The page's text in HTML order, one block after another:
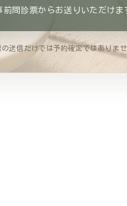
前問診票からお送りいただけま
送信だけでは予約確定ではありま